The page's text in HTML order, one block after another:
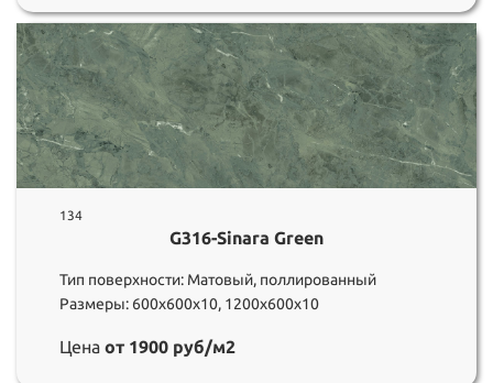
134
G316-Sinara Green
Тип поверхности: Матовый, поллированный
Размеры: 600х600х10, 1200х600х10
Цена от 1900 руб/м2